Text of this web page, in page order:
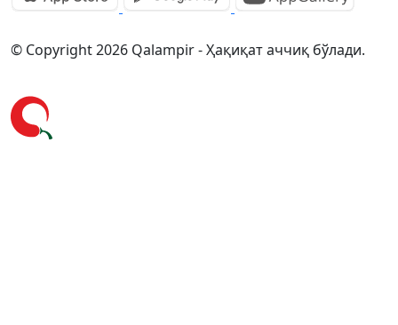
© Copyright 2026 Qalampir - Ҳақиқат аччиқ бўлади.